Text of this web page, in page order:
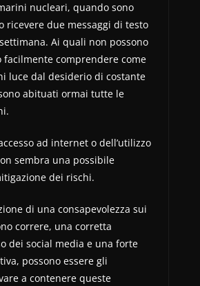
nucleari, quando sono
ricevere due messaggi di testo
Ai quali non possono
facilmente comprendere come
luce dal desiderio di costante
abituati ormai tutte le
ad internet o dell’utilizzo
sembra una possibile
dei rischi.
di una consapevolezza sui
correre, una corretta
dei social media e una forte
possono essere gli
a contenere queste